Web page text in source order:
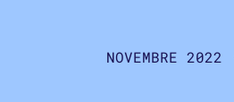
NOVEMBRE